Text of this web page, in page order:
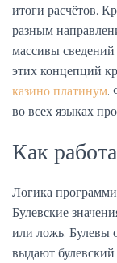
итоги расчётов.
разным
массивы
этих концепций
казино платинум.
во всех языках
Как
Логика
Булевские
или ложь. Булевы
выдают булевский